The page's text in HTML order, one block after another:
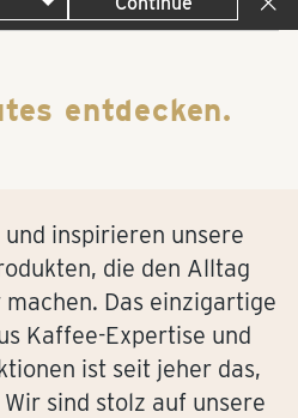
entdecken.
inspirieren unsere
die den Alltag
Das einzigartige
Kaffee-Expertise und
ist seit jeher das,
sind stolz auf unsere